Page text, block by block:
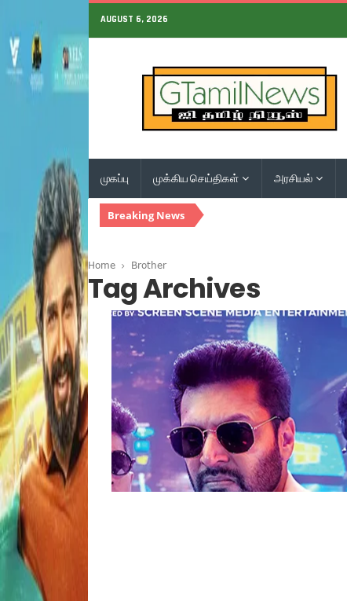
AUGUST 6, 2026
முகப்பு முக்கிய செய்திகள் அரசியல்
Breaking News
Home Brother
Tag Archives